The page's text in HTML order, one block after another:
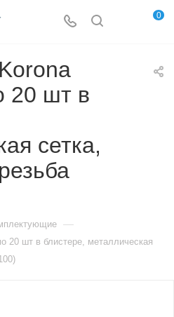
0
20 шт в
сетка,
—
20 шт в блистере, металлическая